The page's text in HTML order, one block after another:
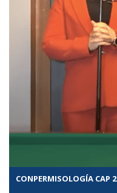
CONPERMISOLOGÍA CAP 2